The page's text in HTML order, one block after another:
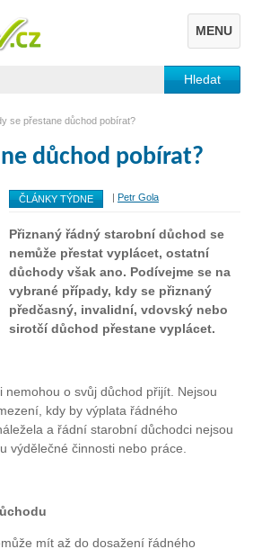
MENU
se přestane důchod pobírat?
důchod pobírat?
ČLÁNKY TÝDNE Petr Gola
Přiznaný řádný starobní důchod se
nemůže přestat vyplácet, ostatní
důchody však ano. Podívejme se na
vybrané případy, kdy se přiznaný
předčasný, invalidní, vdovský nebo
sirotčí důchod přestane vyplácet.
nemohou o svůj důchod přijít. Nejsou
kdy by výplata řádného
a řádní starobní důchodci nejsou
výdělečné činnosti nebo práce.
mít až do dosažení řádného